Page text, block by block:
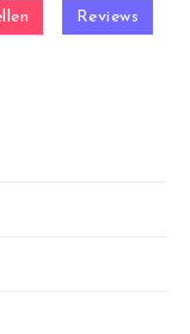
Reviews